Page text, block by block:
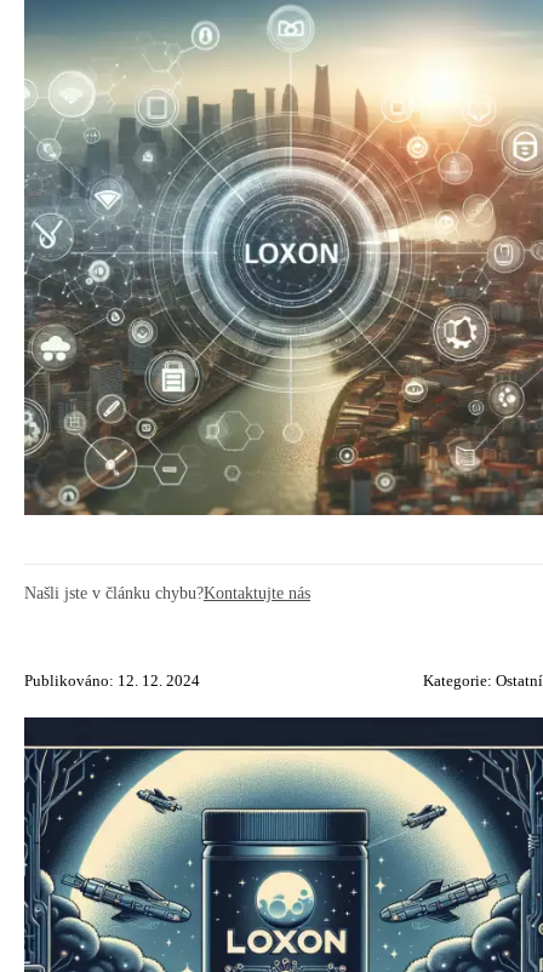
Našli jste v článku chybu?Kontaktujte nás
Publikováno: 12. 12. 2024 Kategorie: Ostatní